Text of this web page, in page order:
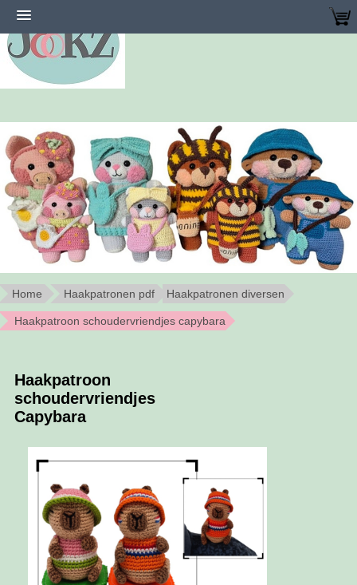
Home Haakpatronen pdf Haakpatronen diversen
Haakpatroon schoudervriendjes capybara
Haakpatroon
schoudervriendjes
Capybara